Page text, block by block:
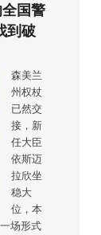
国警
到破
森美兰
州权杖
已然交
接，新
任大臣
依斯迈
拉欣坐
稳大
位，本
场形式